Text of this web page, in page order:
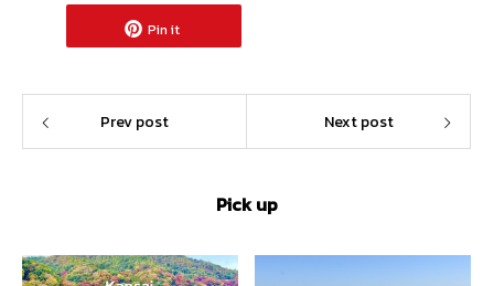
Pin it
Prev post Next post
Pick up